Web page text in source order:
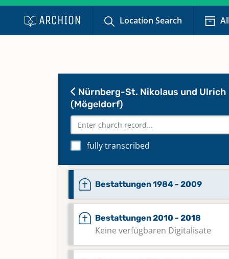
Location Search
Nürnberg-St. Nikolaus und Ulrich
(Mögeldorf)
fully transcribed
Bestattungen 1852 - 1882
Bestattungen 1945 - 1970
Bestattungen 1970 - 1983
Bestattungen 1984 - 2009
Bestattungen 2010 - 2018
Keine verfügbaren Digitalisate